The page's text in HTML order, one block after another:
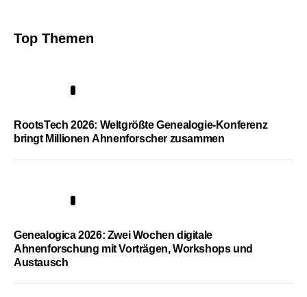
Top Themen
RootsTech 2026: Weltgrößte Genealogie-Konferenz
bringt Millionen Ahnenforscher zusammen
Genealogica 2026: Zwei Wochen digitale
Ahnenforschung mit Vorträgen, Workshops und
Austausch